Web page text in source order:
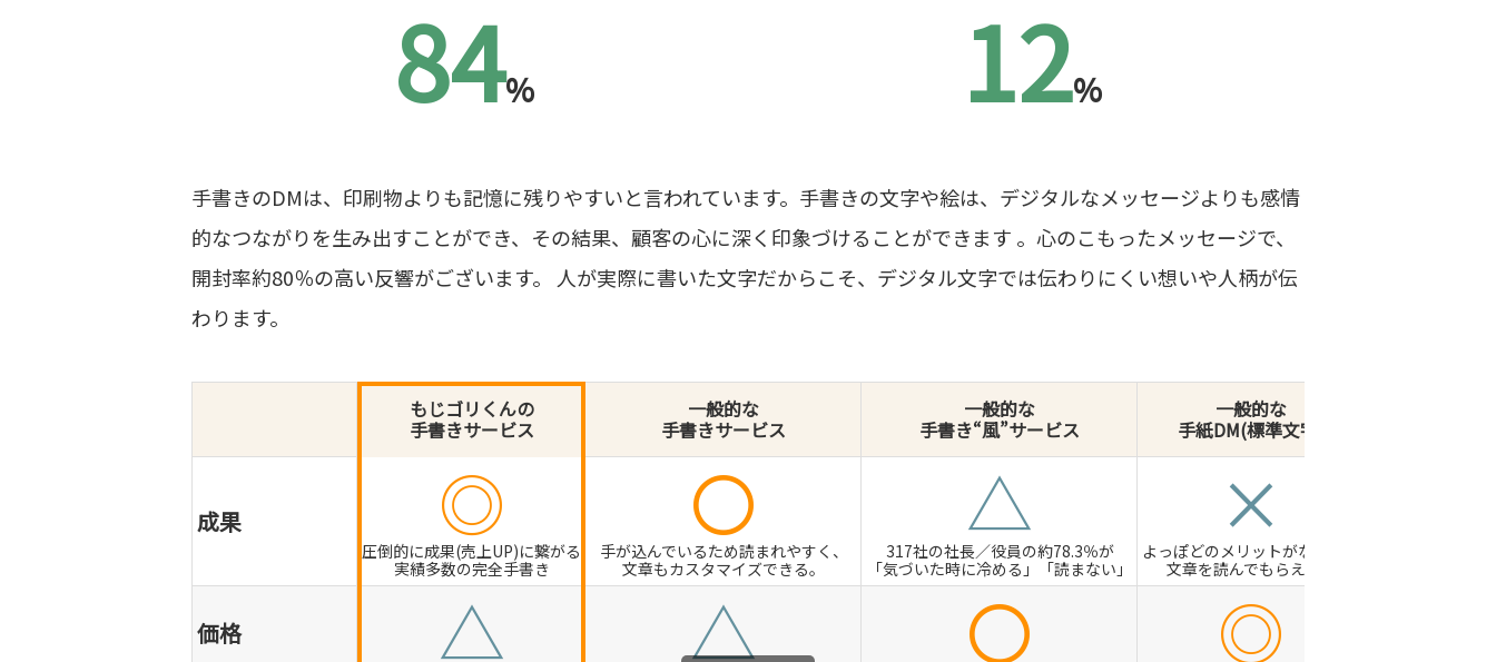
84% 12%
手書きのDMは、印刷物よりも記憶に残りやすいと言われています。手書きの文字や絵は、デジタルなメッセージよりも感情
的なつながりを生み出すことができ、その結果、顧客の心に深く印象づけることができます 。心のこもったメッセージで、
開封率約80％の高い反響がございます。 人が実際に書いた文字だからこそ、デジタル文字では伝わりにくい想いや人柄が伝
わります。
もじゴリくんの
手書きサービス
一般的な
手書きサービス
一般的な
手書き“風”サービス
一般的な
手紙DM(標準文字)
成果 ◎
圧倒的に成果(売上UP)に繋がる
実績多数の完全手書き
〇
手が込んでいるため読まれやすく、
文章もカスタマイズできる。
△
317社の社長／役員の約78.3％が
「気づいた時に冷める」「読まない」
×
よっぽどのメリットがない限り
文章を読んでもらえない
価格 △ △ 〇 ◎